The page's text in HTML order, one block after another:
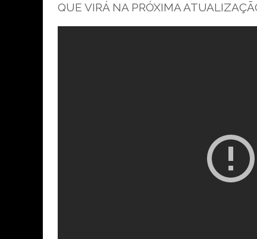
QUE VIRÁ NA PRÓXIMA